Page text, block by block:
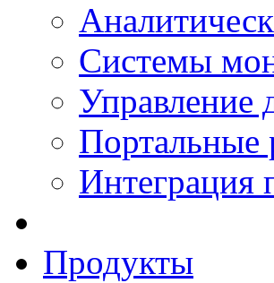
Системы
Управление
Портальные
Интеграция
Продукты